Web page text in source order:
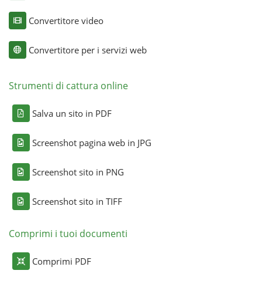
Convertitore video
Convertitore per i servizi web
Strumenti di cattura online
Salva un sito in PDF
Screenshot pagina web in JPG
Screenshot sito in PNG
Screenshot sito in TIFF
Comprimi i tuoi documenti
Comprimi PDF